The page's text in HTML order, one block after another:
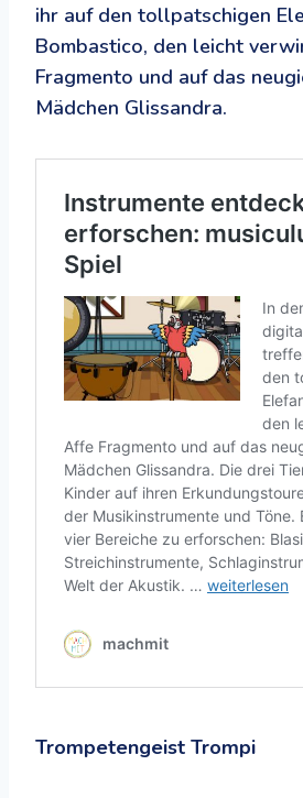
ihr auf den tollpatschigen
Bombastico, den leicht
Fragmento und auf das
Mädchen Glissandra.
Trompetengeist Trompi